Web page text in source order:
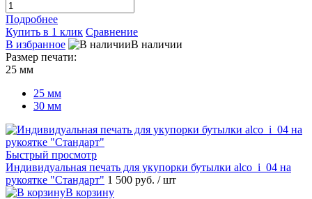
Подробнее
Купить в 1 клик Сравнение
В избранное
В наличии
Размер печати:
25 мм
25 мм
30 мм
Быстрый просмотр
Индивидуальная печать для укупорки бутылки alco_i_04 на
рукоятке "Стандарт" 1 500 руб. / шт
В корзину